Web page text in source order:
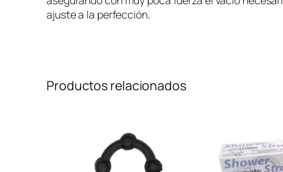
ajuste a la perfección.
Productos relacionados